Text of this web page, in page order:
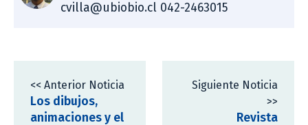
cvilla@ubiobio.cl 042-2463015
<< Anterior Noticia
Los dibujos,
animaciones y el
Siguiente Noticia
>>
Revista